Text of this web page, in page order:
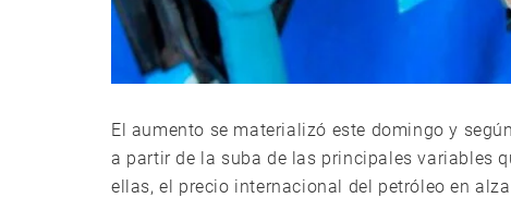
El aumento se materializó este domingo y
a partir de la suba de las principales variables
ellas, el precio internacional del petróleo en